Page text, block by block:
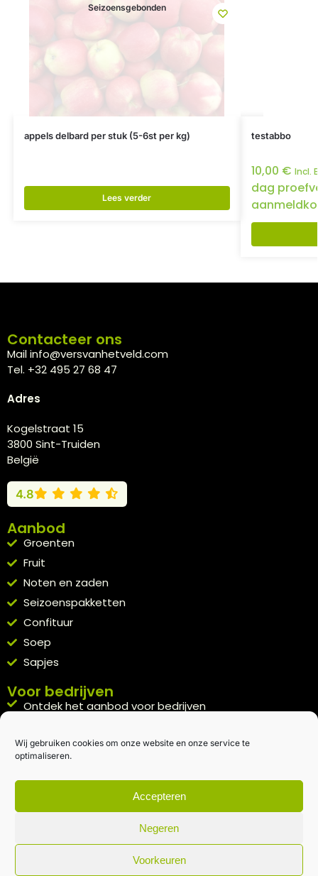
Wij gebruiken cookies om onze website en onze service te
optimaliseren.
Accepteren
Negeren
Voorkeuren
Seizoensgebonden
appels delbard per stuk (5-6st per kg)
Lees verder
testabbo
10,00 € Incl.
dag
Contacteer ons
Mail info@versvanhetveld.com
Tel. +32 495 27 68 47
Adres
Kogelstraat 15
3800 Sint-Truiden
België
4.8
Aanbod
Groenten
Fruit
Noten en zaden
Seizoenspakketten
Confituur
Soep
Sapjes
Voor bedrijven
Ontdek het aanbod voor bedrijven
Kennismakingspakket aanvragen
Blijft op de hoogte
Rechtstreeks van het veld naar je inbox.
Inschrijven nieuwsbrief